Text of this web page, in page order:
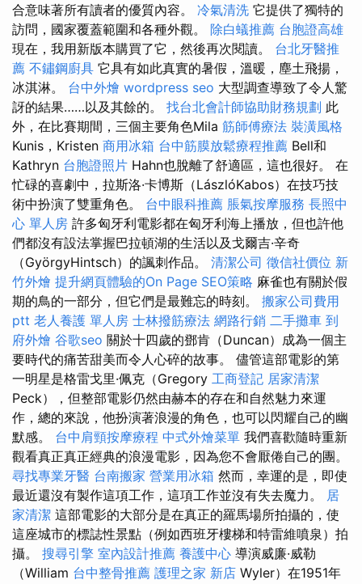
合意味著所有讀者的優質內容。 冷氣清洗 它提供了獨特的
訪問，國家覆蓋範圍和各種外觀。 除白蟻推薦 台胞證高雄
現在，我用新版本購買了它，然後再次閱讀。 台北牙醫推
薦 不鏽鋼廚具 它具有如此真實的暑假，溫暖，塵土飛揚，
冰淇淋。 台中外燴 wordpress seo 大型調查導致了令人驚
訝的結果……以及其餘的。 找台北會計師協助財務規劃 此
外，在比賽期間，三個主要角色Mila 筋師傅療法 裝潢風格
Kunis，Kristen 商用冰箱 台中筋膜放鬆療程推薦 Bell和
Kathryn 台胞證照片 Hahn也脫離了舒適區，這也很好。 在
忙碌的喜劇中，拉斯洛·卡博斯（LászlóKabos）在技巧技
術中扮演了雙重角色。 台中眼科推薦 脹氣按摩服務 長照中
心 單人房 許多匈牙利電影都在匈牙利海上播放，但也許他
們都沒有設法掌握巴拉頓湖的生活以及戈爾吉·辛奇
（GyörgyHintsch）的諷刺作品。 清潔公司 徵信社價位 新
竹外燴 提升網頁體驗的On Page SEO策略 麻雀也有關於假
期的鳥的一部分，但它們是最難忘的時刻。 搬家公司費用
ptt 老人養護 單人房 士林撥筋療法 網路行銷 二手攤車 到
府外燴 谷歌seo 關於十四歲的鄧肯（Duncan）成為一個主
要時代的痛苦甜美而令人心碎的故事。 儘管這部電影的第
一明星是格雷戈里·佩克（Gregory 工商登記 居家清潔
Peck），但整部電影仍然由赫本的存在和自然魅力來運
作，總的來說，他扮演著浪漫的角色，也可以閃耀自己的幽
默感。 台中肩頸按摩療程 中式外燴菜單 我們喜歡隨時重新
觀看真正真正經典的浪漫電影，因為您不會厭倦自己的團。
尋找專業牙醫 台南搬家 營業用冰箱 然而，幸運的是，即使
最近還沒有製作這項工作，這項工作並沒有失去魔力。 居
家清潔 這部電影的大部分是在真正的羅馬場所拍攝的，使
這座城市的標誌性景點（例如西班牙樓梯和特雷維噴泉）拍
攝。 搜尋引擎 室內設計推薦 養護中心 導演威廉·威勒
（William 台中整骨推薦 護理之家 新店 Wyler）在1951年